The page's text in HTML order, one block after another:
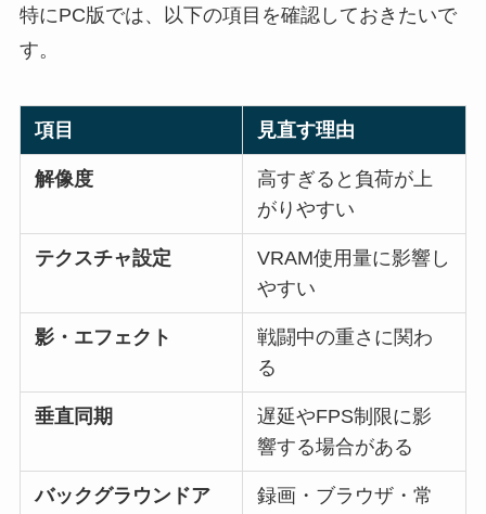
特にPC版では、以下の項目を確認しておきたいで
す。
項目 見直す理由
解像度
高すぎると負荷が上
がりやすい
テクスチャ設定
VRAM使用量に影響し
やすい
影・エフェクト
戦闘中の重さに関わ
る
垂直同期
遅延やFPS制限に影
響する場合がある
バックグラウンドア
録画・ブラウザ・常